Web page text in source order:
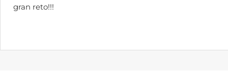
gran reto!!!